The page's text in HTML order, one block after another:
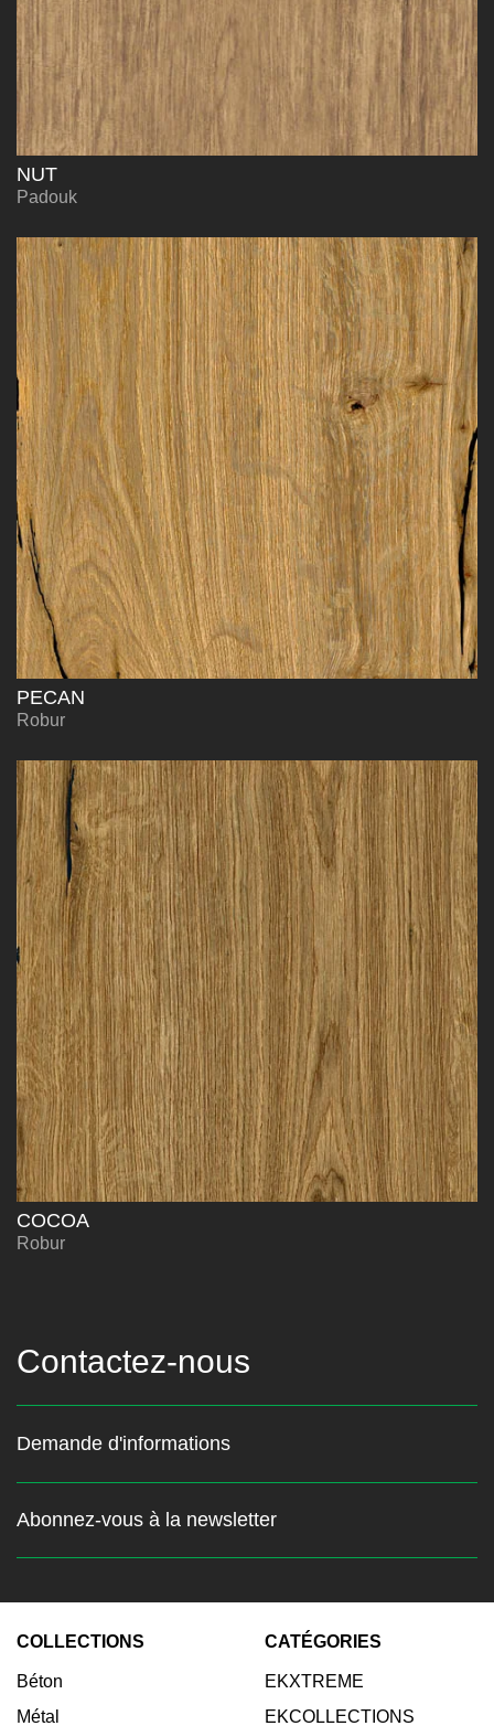
NUT
Padouk
PECAN
Robur
COCOA
Robur
Contactez-nous
Demande d'informations
Abonnez-vous à la newsletter
Restez au courant des
Entrez votre email:
COLLECTIONS
Béton
Métal
CATÉGORIES
EKXTREME
EKCOLLECTIONS